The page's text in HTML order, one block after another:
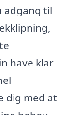
adgang til
have klar
dig med at